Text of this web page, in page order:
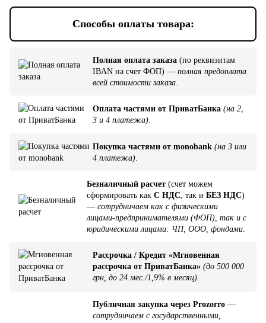
Способы оплаты товара:
Полная оплата заказа (по реквизитам
IBAN на счет ФОП) — полная предоплата
всей стоимости заказа
Оплата частями от ПриватБанка (на 2,
3 и 4 платежа)
Покупка частями от monobank (на 3 или
4 платежа)
Безналичный расчет (счет можем
сформировать как С НДС , так и БЕЗ НДС)
— сотрудничаем как с физическими
лицами-предпринимателями (ФОП), так и с
юридическими лицами: ЧП, ООО, фондами
Рассрочка / Кредит «Мгновенная
рассрочка от ПриватБанка» (до 500 000
грн, до 24 мес./1,9% в месяц).
Публичная закупка через Prozorro —
сотрудничаем с государственными,